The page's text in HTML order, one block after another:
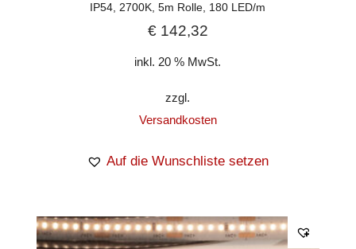
IP54, 2700K, 5m Rolle, 180 LED/m
€142,32
inkl. 20 % MwSt.
zzgl.
Versandkosten
Auf die Wunschliste setzen